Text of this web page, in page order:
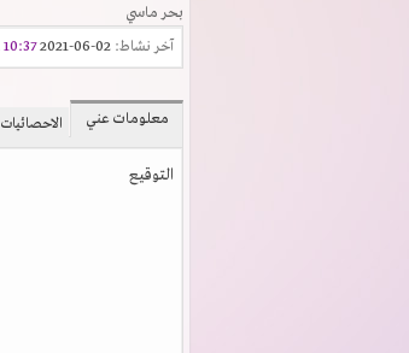
بحر ماسي
آخر نشاط:
10:37 PM
معلومات عني الاحصائيات
التوقيع